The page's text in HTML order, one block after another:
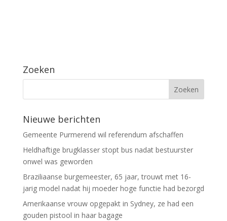
Zoeken
Nieuwe berichten
Gemeente Purmerend wil referendum afschaffen
Heldhaftige brugklasser stopt bus nadat bestuurster
onwel was geworden
Braziliaanse burgemeester, 65 jaar, trouwt met 16-
jarig model nadat hij moeder hoge functie had bezorgd
Amerikaanse vrouw opgepakt in Sydney, ze had een
gouden pistool in haar bagage